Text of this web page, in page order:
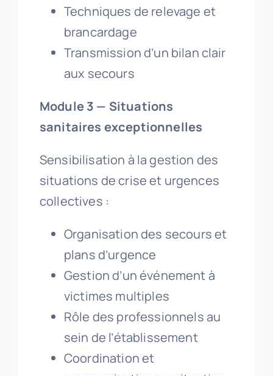
Techniques de relevage et
brancardage
Transmission d’un bilan clair
aux secours
Module 3 — Situations
sanitaires exceptionnelles
Sensibilisation à la gestion des
situations de crise et urgences
collectives :
Organisation des secours et
plans d’urgence
Gestion d’un événement à
victimes multiples
Rôle des professionnels au
sein de l’établissement
Coordination et